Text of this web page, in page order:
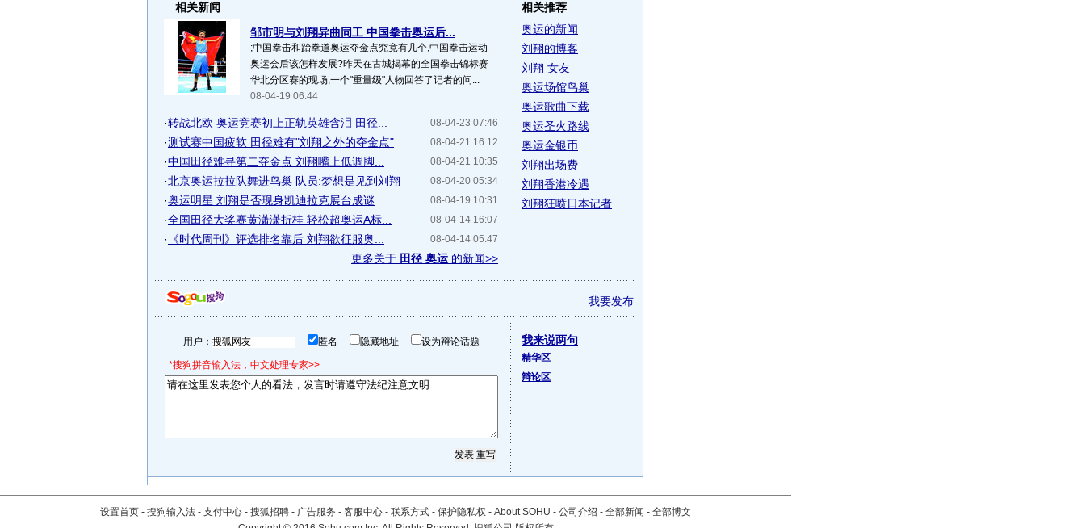
相关新闻
邹市明与刘翔异曲同工 中国拳击奥运后...
;中国拳击和跆拳道奥运夺金点究竟有几个,中国拳击运动
奥运会后该怎样发展?昨天在古城揭幕的全国拳击锦标赛
华北分区赛的现场,一个"重量级"人物回答了记者的问...
08-04-19 06:44
08-04-23 07:46
·转战北欧 奥运竞赛初上正轨英雄含泪 田径...
08-04-21 16:12
·测试赛中国疲软 田径难有"刘翔之外的夺金点"
08-04-21 10:35
·中国田径难寻第二夺金点 刘翔嘴上低调脚...
08-04-20 05:34
·北京奥运拉拉队舞进鸟巢 队员:梦想是见到刘翔
08-04-19 10:31
·奥运明星 刘翔是否现身凯迪拉克展台成谜
08-04-14 16:07
·全国田径大奖赛黄潇潇折桂 轻松超奥运A标...
08-04-14 05:47
·
《时代周刊》评选排名靠后 刘翔欲征服奥...
更多关于 田径 奥运 的新闻>>
相关推荐
奥运的新闻
刘翔的博客
刘翔 女友
奥运场馆鸟巢
奥运歌曲下载
奥运圣火路线
奥运金银币
刘翔出场费
刘翔香港冷遇
刘翔狂喷日本记者
我要发布
用户： 匿名 隐藏地址 设为辩论话题
*搜狗拼音输入法，中文处理专家>>
我来说两句
精华区
辩论区
设置首页 - 搜狗输入法 - 支付中心 - 搜狐招聘 - 广告服务 - 客服中心 - 联系方式 - 保护隐私权 - About SOHU - 公司介绍 - 全部新闻 - 全部博文